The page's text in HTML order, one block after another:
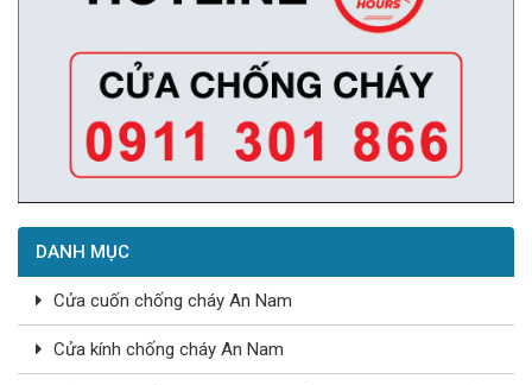
DANH MỤC
Cửa cuốn chống cháy An Nam
Cửa kính chống cháy An Nam